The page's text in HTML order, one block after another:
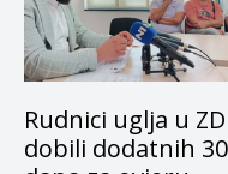
Rudnici uglja u
dobili dodatnih 30